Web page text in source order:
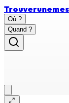
Trouverune
Où ?
Quand ?